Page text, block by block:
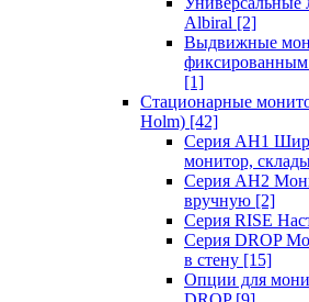
Albiral [2]
Выдвижные
[1]
Стационарные
Holm) [42]
Серия AH1
монитор,
Серия AH2
вручную [2]
Серия RISE
Серия DROP
в стену [15]
Опции для